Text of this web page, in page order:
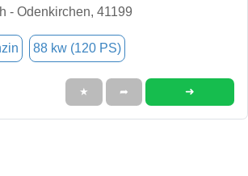
- Odenkirchen, 41199
88 kw (120 PS)
★ ➦ ➜